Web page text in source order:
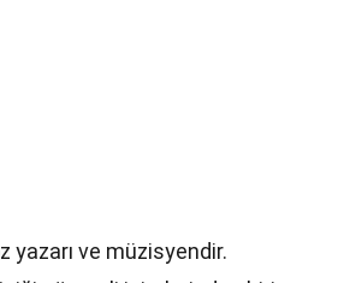
yazarı ve müzisyendir.